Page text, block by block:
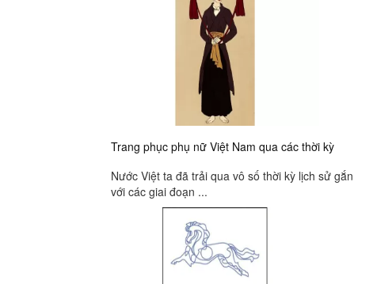
Trang phục phụ nữ Việt Nam qua các thời kỳ
Nước Việt ta đã trải qua vô số thời kỳ lịch sử gắn
với các giai đoạn ...